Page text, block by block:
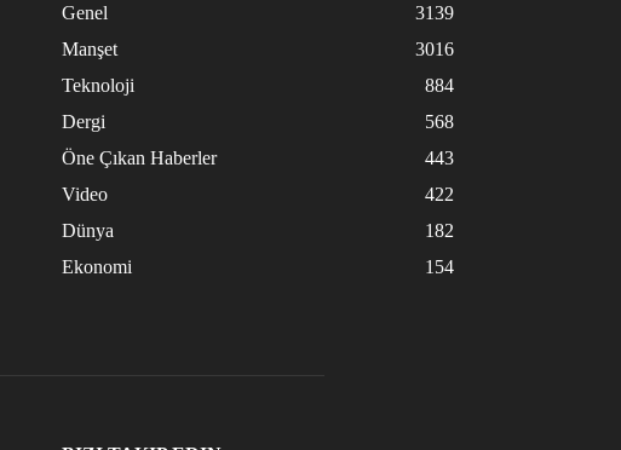
Genel
3139
Manşet
3016
Teknoloji
884
Dergi
568
Öne Çıkan Haberler
443
Video
422
Dünya
182
Ekonomi
154